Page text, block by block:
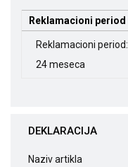
Reklamacioni period
Reklamacioni period:
24 meseca
DEKLARACIJA
Naziv artikla